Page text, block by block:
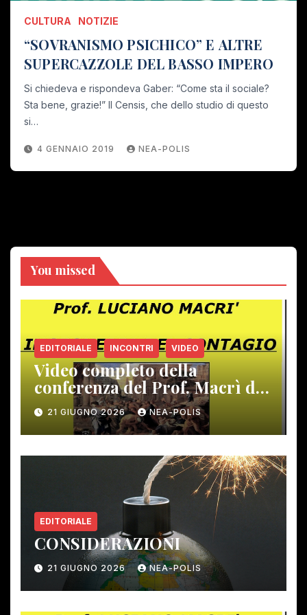
CULTURA NOTIZIE
“SOVRANISMO PSICHICO” E ALTRE
SUPERCAZZOLE DEL BASSO IMPERO
Si chiedeva e rispondeva Gaber: “Come sta il sociale?
Sta bene, grazie!” Il Censis, che dello studio di questo
si…
4 GENNAIO 2019 NEA-POLIS
You missed
EDITORIALE INCONTRI VIDEO
Video completo della
conferenza del Prof. Macrì del
12 giugno scorso
21 GIUGNO 2026 NEA-POLIS
EDITORIALE
CONSIDERAZIONI
21 GIUGNO 2026 NEA-POLIS